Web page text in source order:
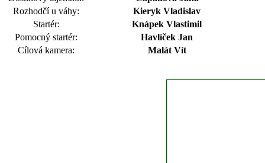
Rozhodčí u váhy:
Kieryk Vladislav
Startér:
Knápek Vlastimil
Pomocný startér:
Havlíček Jan
Cílová kamera:
Malát Vít